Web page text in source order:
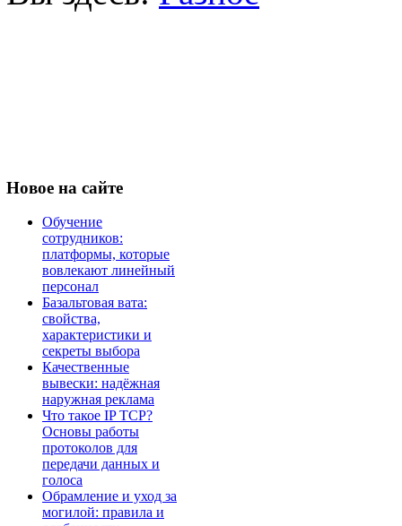
Новое на сайте
Обучение
сотрудников:
платформы, которые
вовлекают линейный
персонал
Базальтовая вата:
свойства,
характеристики и
секреты выбора
Качественные
вывески: надёжная
наружная реклама
Что такое IP TCP?
Основы работы
протоколов для
передачи данных и
голоса
Обрамление и уход за
могилой: правила и